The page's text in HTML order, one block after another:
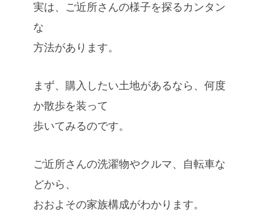
実は、ご近所さんの様子を探るカンタン
な
方法があります。
まず、購入したい土地があるなら、何度
か散歩を装って
歩いてみるのです。
ご近所さんの洗濯物やクルマ、自転車な
どから、
おおよその家族構成がわかります。